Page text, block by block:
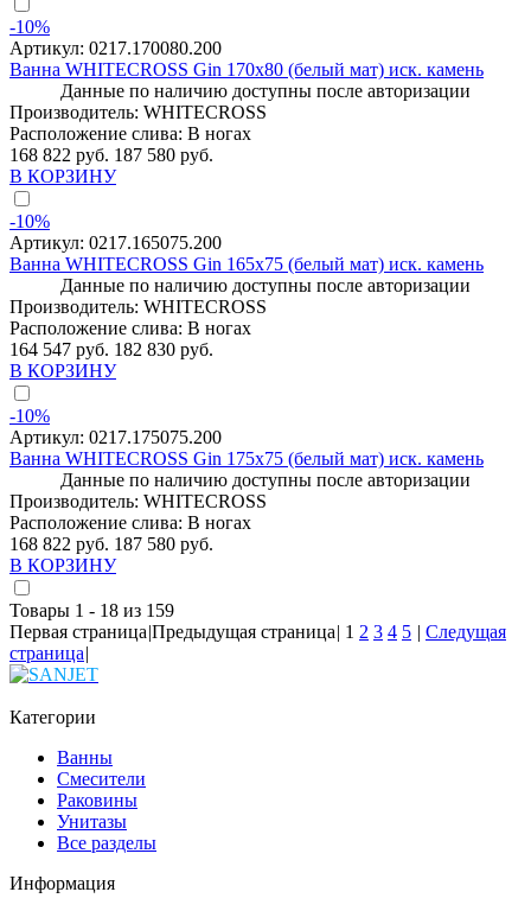
-10%
Артикул: 0217.170080.200
Ванна WHITECROSS Gin 170x80 (белый мат) иск. камень
Данные по наличию доступны после авторизации
Производитель: WHITECROSS
Расположение слива: В ногах
168 822 руб. 187 580 руб.
В КОРЗИНУ
-10%
Артикул: 0217.165075.200
Ванна WHITECROSS Gin 165x75 (белый мат) иск. камень
Данные по наличию доступны после авторизации
Производитель: WHITECROSS
Расположение слива: В ногах
164 547 руб. 182 830 руб.
В КОРЗИНУ
-10%
Артикул: 0217.175075.200
Ванна WHITECROSS Gin 175x75 (белый мат) иск. камень
Данные по наличию доступны после авторизации
Производитель: WHITECROSS
Расположение слива: В ногах
168 822 руб. 187 580 руб.
В КОРЗИНУ
Товары 1 - 18 из 159
Первая страница|Предыдущая страница| 1 2 3 4 5 | Следущая
страница|
Категории
Ванны
Смесители
Раковины
Унитазы
Все разделы
Информация